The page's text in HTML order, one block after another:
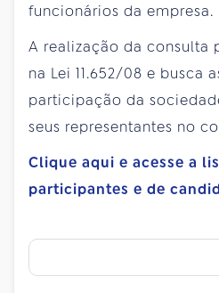
funcionários da empresa.
A realização da consulta
na Lei 11.652/08 e busca
participação da
seus representantes no
Clique aqui e acesse a
participantes e de